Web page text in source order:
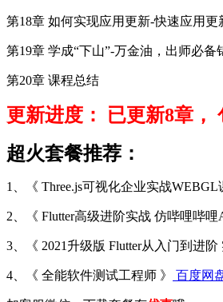
第18章 如何实现应用更新-快速应用更
第19章 学成“下山”-万金油，出师必备
第20章 课程总结
更新进度： 已更新8章，
超火套餐推荐：
1、《 Three.js可视化企业实战WEBGL
2、《 Flutter高级进阶实战 仿哔哩哔哩
3、《 2021升级版 Flutter从入门到进阶
4、《 全能软件测试工程师 》 百度网